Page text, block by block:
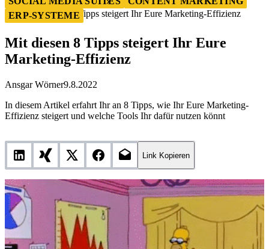
Social Media Suites
Mit diesen 8 Tipps steigert Ihr Eure Marketing-Effizienz
ERP-SYSTEME
Mit diesen 8 Tipps steigert Ihr Eure
Marketing-Effizienz
Ansgar Wörner9.8.2022
In diesem Artikel erfahrt Ihr an 8 Tipps, wie Ihr Eure Marketing-
Effizienz steigert und welche Tools Ihr dafür nutzen könnt
Link Kopieren